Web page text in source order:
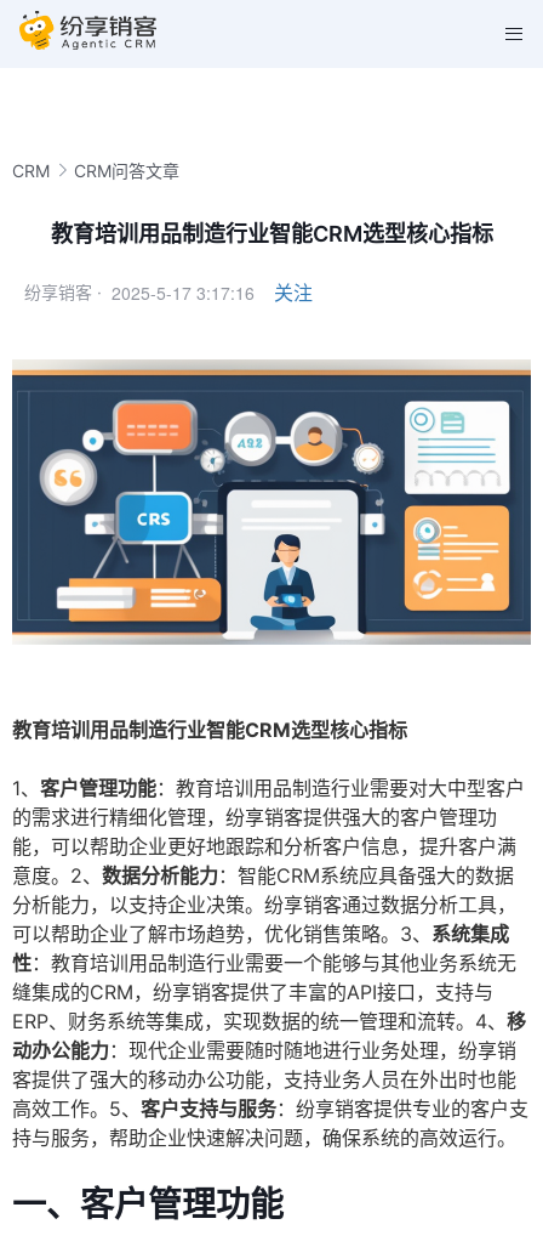
CRM CRM问答文章
教育培训用品制造行业智能CRM选型核心指标
纷享销客 · 2025-5-17 3:17:16 关注
教育培训用品制造行业智能CRM选型核心指标
1、 客户管理功能：教育培训用品制造行业需要对大中型客户
的需求进行精细化管理，纷享销客提供强大的客户管理功
能，可以帮助企业更好地跟踪和分析客户信息，提升客户满
意度。2、 数据分析能力：智能CRM系统应具备强大的数据
分析能力，以支持企业决策。纷享销客通过数据分析工具，
可以帮助企业了解市场趋势，优化销售策略。3、 系统集成
性：教育培训用品制造行业需要一个能够与其他业务系统无
缝集成的CRM，纷享销客提供了丰富的API接口，支持与
ERP、财务系统等集成，实现数据的统一管理和流转。4、 移
动办公能力：现代企业需要随时随地进行业务处理，纷享销
客提供了强大的移动办公功能，支持业务人员在外出时也能
高效工作。5、 客户支持与服务：纷享销客提供专业的客户支
持与服务，帮助企业快速解决问题，确保系统的高效运行。
一、 客户管理功能